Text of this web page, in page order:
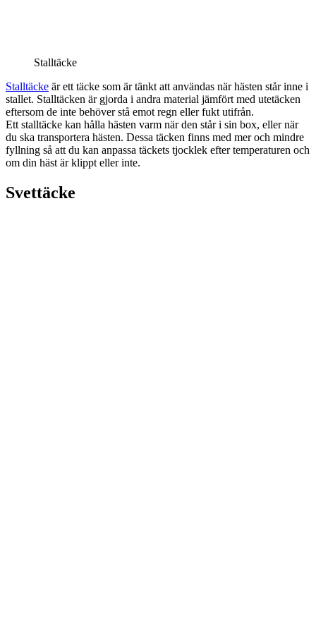
Stalltäcke
Stalltäcke är ett täcke som är tänkt att användas när hästen står inne i
stallet. Stalltäcken är gjorda i andra material jämfört med utetäcken
eftersom de inte behöver stå emot regn eller fukt utifrån.
Ett stalltäcke kan hålla hästen varm när den står i sin box, eller när
du ska transportera hästen. Dessa täcken finns med mer och mindre
fyllning så att du kan anpassa täckets tjocklek efter temperaturen och
om din häst är klippt eller inte.
Svettäcke